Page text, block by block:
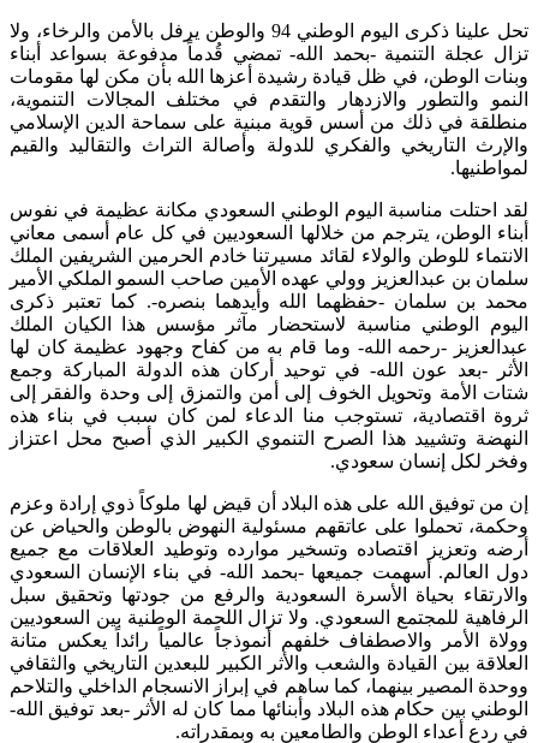
تحل علينا ذكرى اليوم الوطني 94 والوطن يرفل بالأمن والرخاء، ولا
عجلة التنمية -بحمد الله- تمضي قُدماً مدفوعة بسواعد أبناء
الوطن، في ظل قيادة رشيدة أعزها الله بأن مكن لها مقومات
والتطور والازدهار والتقدم في مختلف المجالات التنموية،
في ذلك من أسس قوية مبنية على سماحة الدين الإسلامي
التاريخي والفكري للدولة وأصالة التراث والتقاليد والقيم
احتلت مناسبة اليوم الوطني السعودي مكانة عظيمة في نفوس
الوطن، يترجم من خلالها السعوديين في كل عام أسمى معاني
للوطن والولاء لقائد مسيرتنا خادم الحرمين الشريفين الملك
بن عبدالعزيز وولي عهده الأمين صاحب السمو الملكي الأمير
بن سلمان -حفظهما الله وأيدهما بنصره-. كما تعتبر ذكرى
الوطني مناسبة لاستحضار مآثر مؤسس هذا الكيان الملك
-رحمه الله- وما قام به من كفاح وجهود عظيمة كان لها
-بعد عون الله- في توحيد أركان هذه الدولة المباركة وجمع
الأمة وتحويل الخوف إلى أمن والتمزق إلى وحدة والفقر إلى
اقتصادية، تستوجب منا الدعاء لمن كان سبب في بناء هذه
وتشييد هذا الصرح التنموي الكبير الذي أصبح محل اعتزاز
لكل إنسان سعودي.
توفيق الله على هذه البلاد أن قيض لها ملوكاً ذوي إرادة وعزم
تحملوا على عاتقهم مسئولية النهوض بالوطن والحياض عن
وتعزيز اقتصاده وتسخير موارده وتوطيد العلاقات مع جميع
العالم. أسهمت جميعها -بحمد الله- في بناء الإنسان السعودي
بحياة الأسرة السعودية والرفع من جودتها وتحقيق سبل
للمجتمع السعودي. ولا تزال اللحمة الوطنية بين السعوديين
الأمر والاصطفاف خلفهم أنموذجاً عالمياً رائداً يعكس متانة
بين القيادة والشعب والأثر الكبير للبعدين التاريخي والثقافي
المصير بينهما، كما ساهم في إبراز الانسجام الداخلي والتلاحم
بين حكام هذه البلاد وأبنائها مما كان له الأثر -بعد توفيق الله-
أعداء الوطن والطامعين به وبمقدراته.